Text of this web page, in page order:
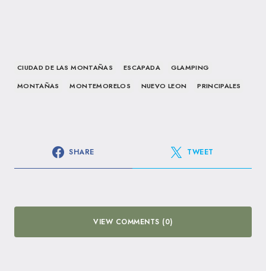
CIUDAD DE LAS MONTAÑAS ESCAPADA
GLAMPING
MONTAÑAS
MONTEMORELOS NUEVO LEON PRINCIPALES
SHARE TWEET
VIEW COMMENTS (0)